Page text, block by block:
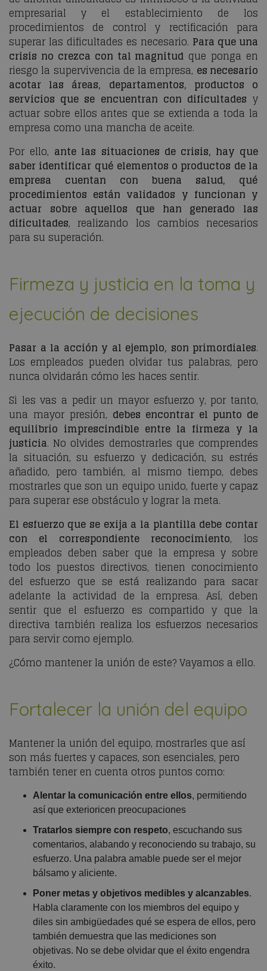
empresarial y el establecimiento de los
procedimientos de control y rectificación para
superar las dificultades es necesario. Para que una
crisis no crezca con tal magnitud que ponga en
riesgo la supervivencia de la empresa, es necesario
acotar las áreas, departamentos, productos o
servicios que se encuentran con dificultades y
actuar sobre ellos antes que se extienda a toda la
empresa como una mancha de aceite.
Por ello, ante las situaciones de crisis, hay que
saber identificar qué elementos o productos de la
empresa cuentan con buena salud, qué
procedimientos están validados y funcionan y
actuar sobre aquellos que han generado las
dificultades, realizando los cambios necesarios
para su superación.
Firmeza y justicia en la toma y
ejecución de decisiones
Pasar a la acción y al ejemplo, son primordiales.
Los empleados pueden olvidar tus palabras, pero
nunca olvidarán cómo les haces sentir.
Si les vas a pedir un mayor esfuerzo y, por tanto,
una mayor presión, debes encontrar el punto de
equilibrio imprescindible entre la firmeza y la
justicia. No olvides demostrarles que comprendes
la situación, su esfuerzo y dedicación, su estrés
añadido, pero también, al mismo tiempo, debes
mostrarles que son un equipo unido, fuerte y capaz
para superar ese obstáculo y lograr la meta.
El esfuerzo que se exija a la plantilla debe contar
con el correspondiente reconocimiento, los
empleados deben saber que la empresa y sobre
todo los puestos directivos, tienen conocimiento
del esfuerzo que se está realizando para sacar
adelante la actividad de la empresa. Así, deben
sentir que el esfuerzo es compartido y que la
directiva también realiza los esfuerzos necesarios
para servir como ejemplo.
¿Cómo mantener la unión de este? Vayamos a ello.
Fortalecer la unión del equipo
Mantener la unión del equipo, mostrarles que así
son más fuertes y capaces, son esenciales, pero
también tener en cuenta otros puntos como:
Alentar la comunicación entre ellos, permitiendo
así que exterioricen preocupaciones
Tratarlos siempre con respeto, escuchando sus
comentarios, alabando y reconociendo su trabajo, su
esfuerzo. Una palabra amable puede ser el mejor
bálsamo y aliciente.
Poner metas y objetivos medibles y alcanzables.
Habla claramente con los miembros del equipo y
diles sin ambigüedades qué se espera de ellos, pero
también demuestra que las mediciones son
objetivas. No se debe olvidar que el éxito engendra
éxito.